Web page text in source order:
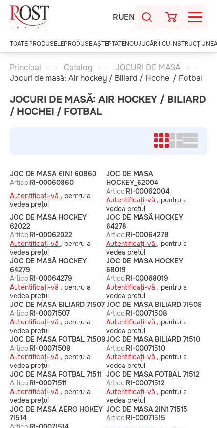
RUEN
TOATE PRODUSELEPRODUSE AȘTEPTATENOUJUCĂRII CU
Principal Catalog
JOCURI DE MASĂ
Jocuri de masă: Air hockey / Biliard / Hochei / Fotbal
JOCURI DE MASĂ: AIR HOCKEY / BILIARD
/ HOCHEI / FOTBAL
JOC DE MASA 6IN1 60860
ArticolRI-00060860
Autentificați-vă , pentru a
vedea prețul
JOC DE MASA
HOCKEY_62004
ArticolRI-00062004
Autentificați-vă , pentru a
vedea prețul
JOC DE MASA HOCKEY
62022
ArticolRI-00062022
Autentificați-vă , pentru a
vedea prețul
JOC DE MASĂ HOCKEY
64278
ArticolRI-00064278
Autentificați-vă , pentru a
vedea prețul
JOC DE MASĂ HOCKEY
64279
ArticolRI-00064279
Autentificați-vă , pentru a
vedea prețul
JOC DE MASA HOCKEY
68019
ArticolRI-00068019
Autentificați-vă , pentru a
vedea prețul
JOC DE MASA BILIARD 71507
ArticolRI-00071507
Autentificați-vă , pentru a
vedea prețul
JOC DE MASA BILIARD 71508
ArticolRI-00071508
Autentificați-vă , pentru a
vedea prețul
JOC DE MASA FOTBAL 71509
ArticolRI-00071509
Autentificați-vă , pentru a
vedea prețul
JOC DE MASA BILIARD 71510
ArticolRI-00071510
Autentificați-vă , pentru a
vedea prețul
JOC DE MASA FOTBAL 71511
ArticolRI-00071511
Autentificați-vă , pentru a
vedea prețul
JOC DE MASA FOTBAL 71512
ArticolRI-00071512
Autentificați-vă , pentru a
vedea prețul
JOC DE MASA AERO HOKEY
71514
JOC DE MASA 2IN1 71515
ArticolRI-00071515